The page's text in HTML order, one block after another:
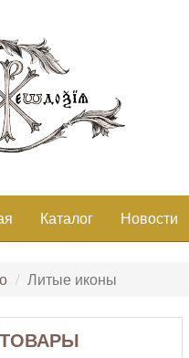
Каталог Новости
Литые иконы